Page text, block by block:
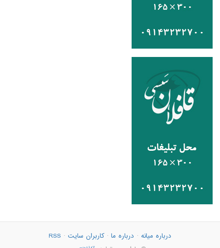
درباره میانه · درباره ما ·کاربران سایت ·
RSS